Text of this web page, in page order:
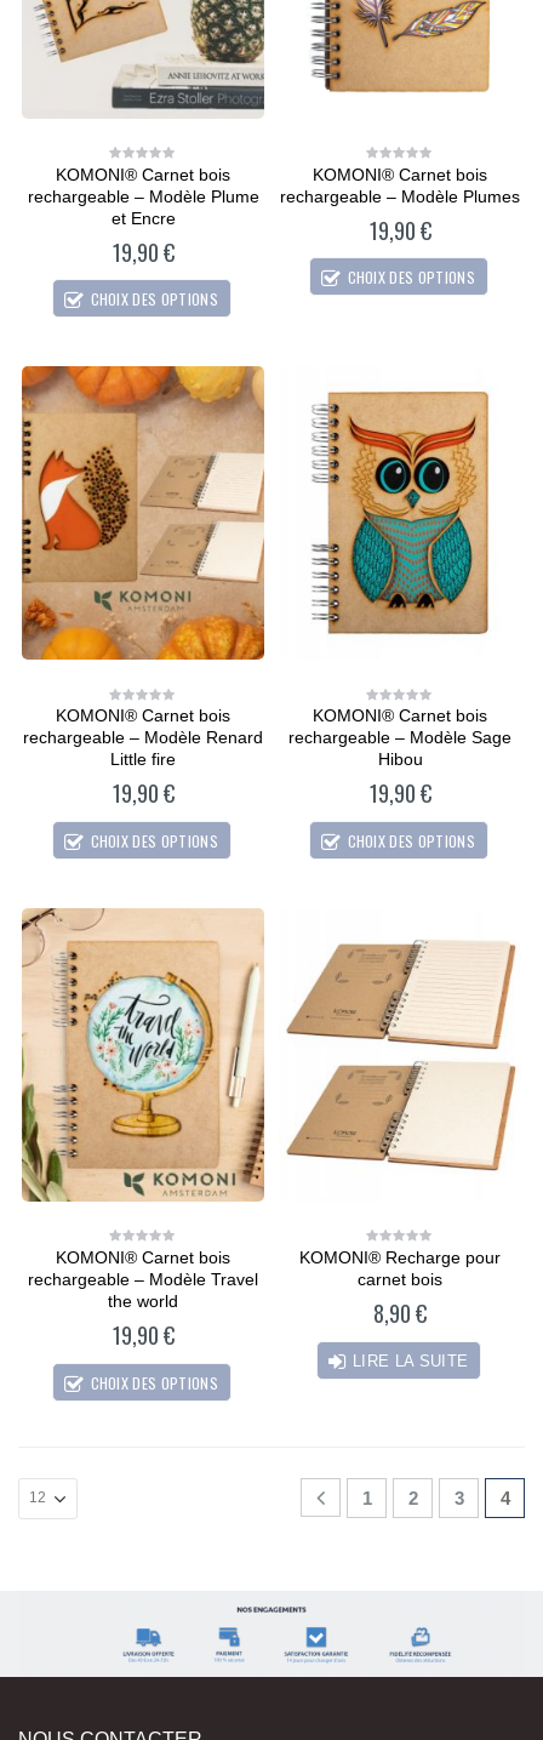
0
of
5
KOMONI® Carnet bois
rechargeable – Modèle Plume
et Encre
19,90€
CHOIX DES OPTIONS
0
of
KOMONI® Carnet bois
rechargeable – Modèle Plumes
19,90€
CHOIX DES OPTIONS
0
out
of
5
KOMONI® Carnet bois
rechargeable – Modèle Renard
Little fire
19,90€
CHOIX DES OPTIONS
0
out
of
KOMONI® Carnet bois
rechargeable – Modèle Sage
Hibou
19,90€
CHOIX DES OPTIONS
0
of
5
KOMONI® Carnet bois
rechargeable – Modèle Travel
the world
19,90€
CHOIX DES OPTIONS
0
of
KOMONI® Recharge pour
carnet bois
8,90€
LIRE LA SUITE
1 2 3 4